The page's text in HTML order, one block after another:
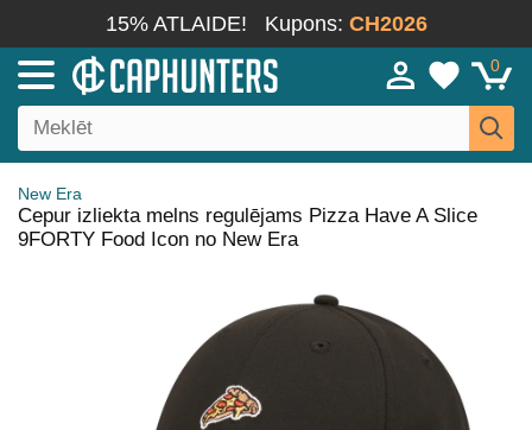
15% ATLAIDE! Kupons: CH2026
0
New Era
Cepur izliekta melns regulējams Pizza Have A Slice
9FORTY Food Icon no New Era